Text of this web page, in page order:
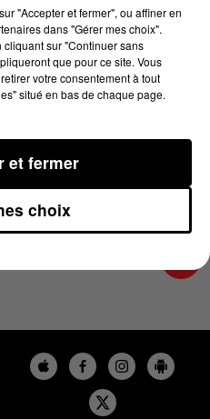
GARONNE DU
"Accepter et fermer", ou affiner en
dans "Gérer mes choix".
sur "Continuer sans
que pour ce site. Vous
votre consentement à tout
situé en bas de chaque page.
choix
et fermer